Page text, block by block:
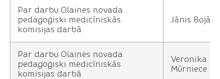
Par darbu Olaines novada
pedagoģiski medicīniskās
komisijas darbā
Jānis Bojārs
Par darbu Olaines novada
pedagoģiski medicīniskās
komisijas darbā
Veronika
Mūrniece